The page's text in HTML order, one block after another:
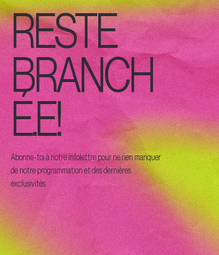
RESTE
BRANCH
É.E!
Abonne-toi à notre infolettre pour ne rien manquer
de notre programmation et des dernières
exclusivités.